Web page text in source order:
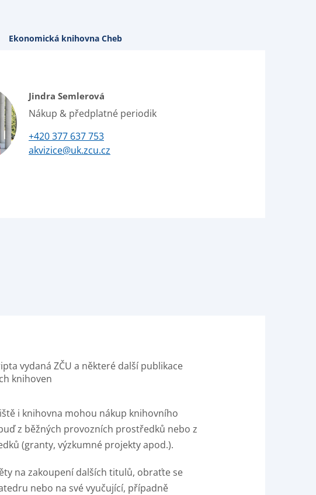
Ekonomická knihovna Cheb
Jindra Semlerová
Nákup & předplatné periodik
+420 377 637 753
akvizice@uk.zcu.cz
vydaná ZČU a některé další publikace
knihoven
i knihovna mohou nákup knihovního
z běžných provozních prostředků nebo z
(granty, výzkumné projekty apod.).
na zakoupení dalších titulů, obraťte se
nebo na své vyučující, případně